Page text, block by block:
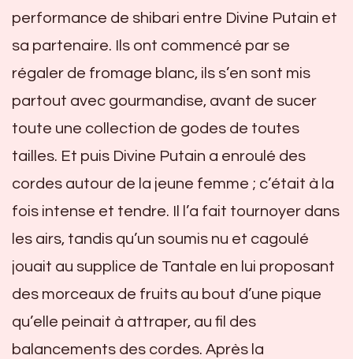
performance de shibari entre Divine Putain et
sa partenaire. Ils ont commencé par se
régaler de fromage blanc, ils s’en sont mis
partout avec gourmandise, avant de sucer
toute une collection de godes de toutes
tailles. Et puis Divine Putain a enroulé des
cordes autour de la jeune femme ; c’était à la
fois intense et tendre. Il l’a fait tournoyer dans
les airs, tandis qu’un soumis nu et cagoulé
jouait au supplice de Tantale en lui proposant
des morceaux de fruits au bout d’une pique
qu’elle peinait à attraper, au fil des
balancements des cordes. Après la